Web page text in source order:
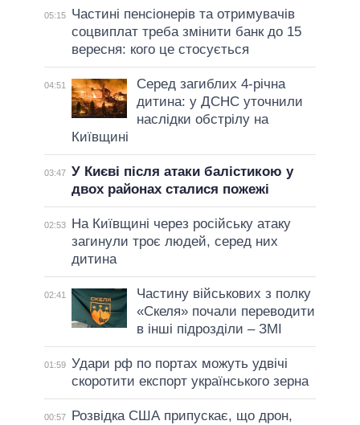
05:15
Частині пенсіонерів та отримувачів
соцвиплат треба змінити банк до 15
вересня: кого це стосується
04:51
Серед загиблих 4-річна
дитина: у ДСНС уточнили
наслідки обстрілу на
Київщині
03:47 У Києві після атаки балістикою у
двох районах сталися пожежі
02:53
На Київщині через російську атаку
загинули троє людей, серед них
дитина
02:41
Частину військових з полку
«Скеля» почали переводити
в інші підрозділи – ЗМІ
01:59 Удари рф по портах можуть удвічі
скоротити експорт українського зерна
00:57
Розвідка США припускає, що дрон,